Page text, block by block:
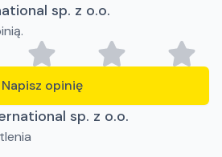
sp. z o.o.
Napisz opinię
sp. z o.o.